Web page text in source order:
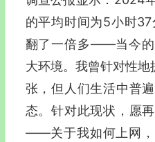
的平均时间为5小时
翻了一倍多—―当今的
大环境。我曾针对性地
张，但人们生活中普
态。针对此现状，愿
—―关于我如何上网，